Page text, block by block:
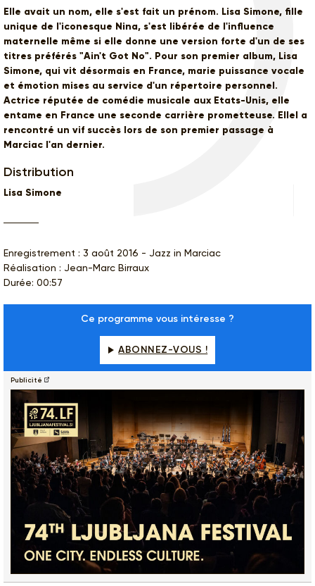
Elle avait un nom, elle s'est fait un prénom. Lisa Simone, fille
unique de l'iconesque Nina, s'est libérée de l'influence
maternelle même si elle donne une version forte d'un de ses
titres préférés "Ain't Got No". Pour son premier album, Lisa
Simone, qui vit désormais en France, marie puissance vocale
et émotion mises au service d'un répertoire personnel.
Actrice réputée de comédie musicale aux Etats-Unis, elle
entame en France une seconde carrière prometteuse. Ellel a
rencontré un vif succès lors de son premier passage à
Marciac l'an dernier.
Distribution
Lisa Simone
Enregistrement : 3 août 2016 - Jazz in Marciac
Réalisation : Jean-Marc Birraux
Durée: 00:57
Ce programme vous intéresse ?
ABONNEZ-VOUS !
Publicité